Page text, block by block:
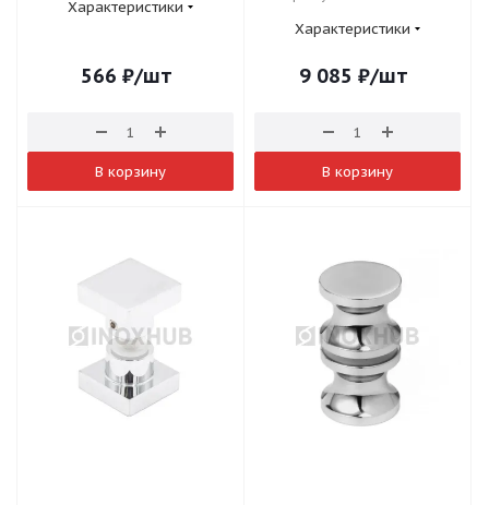
Характеристики
566 ₽/шт
В корзину
Характеристики
9 085 ₽/шт
В корзину